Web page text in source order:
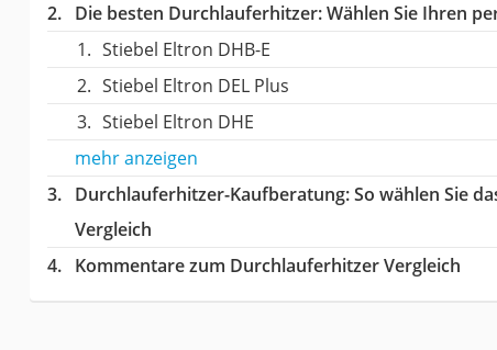
Die besten Durchlauferhitzer:Wählen Sie Ihren
Stiebel Eltron DHB-E
Stiebel Eltron DEL Plus
Stiebel Eltron DHE
mehr anzeigen
Durchlauferhitzer-Kaufberatung: So wählen Sie
Vergleich
Kommentare zum Durchlauferhitzer Vergleich